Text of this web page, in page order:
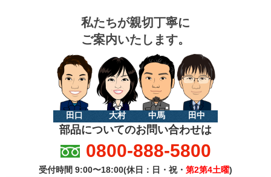
私たちが親切丁寧に
ご案内いたします。
田口 大村 中馬 田中
部品についてのお問い合わせは
0800-888-5800
受付時間 9:00〜18:00(休日：日・祝・ 第2第4土曜)